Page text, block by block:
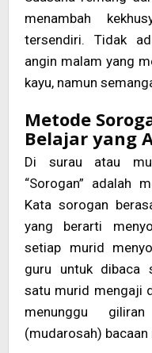
menambah
tersendiri. Tidak
angin malam yang
kayu, namun
Metode
Belajar yang
Di surau atau
“Sorogan” adalah
Kata sorogan
yang berarti
setiap murid
guru untuk dibaca
satu murid mengaji
menunggu
(mudarosah) bacaan